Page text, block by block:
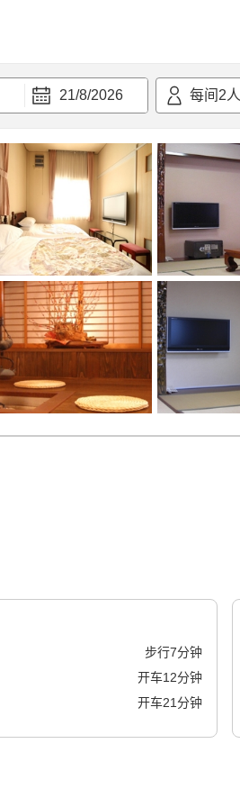
21/8/2026 每间 2人
步行7分钟
开车12分钟
开车21分钟